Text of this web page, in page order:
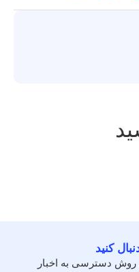
کنید
روش دسترسی به اخبار